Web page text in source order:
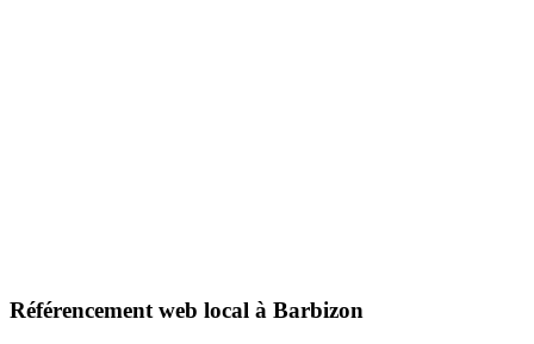
Référencement web local à Barbizon